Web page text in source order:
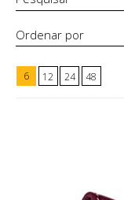
Ordenar por
6 12 24 48